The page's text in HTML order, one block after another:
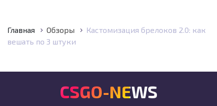
Главная Обзоры
Кастомизация брелоков 2.0: как
вешать по 3 штуки
CSGO-NEWS